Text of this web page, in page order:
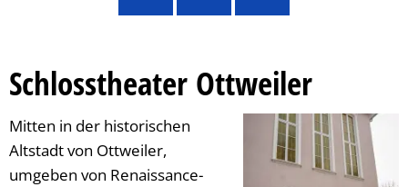
Schlosstheater Ottweiler
Mitten in der historischen
Altstadt von Ottweiler,
umgeben von Renaissance-